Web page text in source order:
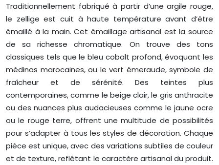
Traditionnellement fabriqué à partir d’une argile rouge,
le zellige est cuit à haute température avant d’être
émaillé à la main. Cet émaillage artisanal est la source
de sa richesse chromatique. On trouve des tons
classiques tels que le bleu cobalt profond, évoquant les
médinas marocaines, ou le vert émeraude, symbole de
fraîcheur et de sérénité. Des teintes plus
contemporaines, comme le beige clair, le gris anthracite
ou des nuances plus audacieuses comme le jaune ocre
ou le rouge terre, offrent une multitude de possibilités
pour s’adapter à tous les styles de décoration. Chaque
pièce est unique, avec des variations subtiles de couleur
et de texture, reflétant le caractère artisanal du produit.